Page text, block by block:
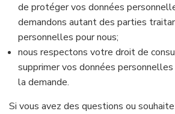
de protéger vos données
demandons autant des parties
personnelles pour nous;
nous respectons votre droit de
supprimer vos données
la demande.
Si vous avez des questions ou